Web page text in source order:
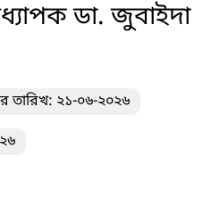
ডা. জুবাইদা
তারিখ: ২১-০৬-২০২৬